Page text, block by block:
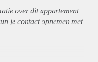
over ditappartement
je contact opnemen met